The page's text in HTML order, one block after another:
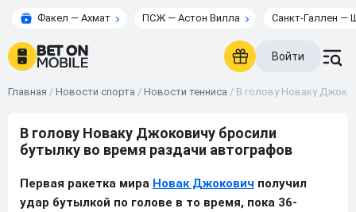
Факел — Ахмат ПСЖ — Астон Вилла Санкт-Галлен —
Войти
Главная / Новости спорта / Новости тенниса / В голову Новаку
В голову Новаку Джоковичу бросили
бутылку во время раздачи автографов
Первая ракетка мира Новак Джокович получил
удар бутылкой по голове в то время, пока 36-